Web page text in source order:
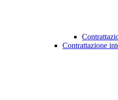
Contrattazione